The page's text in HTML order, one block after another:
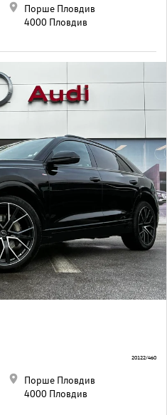
Порше Пловдив
4000 Пловдив
Порше Пловдив
4000 Пловдив
20122/460